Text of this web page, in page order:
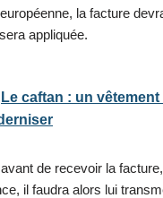
la facture
appliquée.
Le caftan : un
de recevoir la
il faudra alors lui